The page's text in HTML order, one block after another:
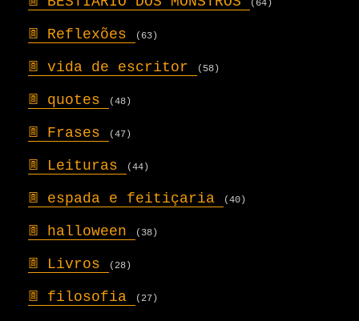
(64)
𖣍 Reflexões (63)
𖣍 vida de escritor (58)
𖣍 quotes (48)
𖣍 Frases (47)
𖣍 Leituras (44)
𖣍 espada e feitiçaria (40)
𖣍 halloween (38)
𖣍 Livros (28)
𖣍 filosofia (27)